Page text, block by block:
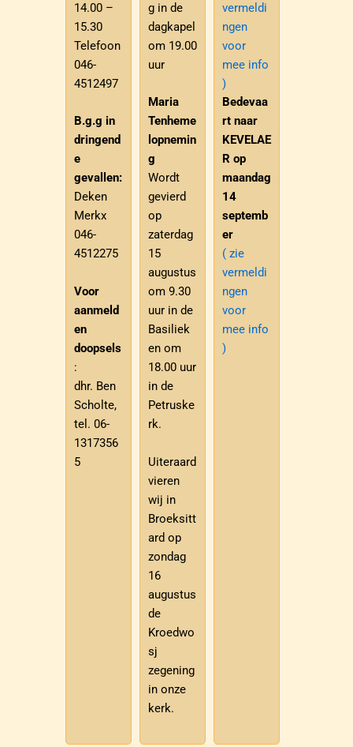
14.00 –
15.30
Telefoon
046-
4512497
B.g.g in
dringend
e
gevallen:
Deken
Merkx
046-
4512275
Voor
aanmeld
en
doopsels
:
dhr. Ben
Scholte,
tel. 06-
1317356
5
g in de
dagkapel
om 19.00
uur
Maria
Tenheme
lopnemin
g
Wordt
gevierd
op
zaterdag
15
augustus
om 9.30
uur in de
Basiliek
en om
18.00 uur
in de
Petruske
rk.
Uiteraard
vieren
wij in
Broeksitt
ard op
zondag
16
augustus
de
Kroedwo
sj
zegening
in onze
kerk.
vermeldi
ngen
voor
mee info
)
Bedevaa
rt naar
KEVELAE
R op
maandag
14
septemb
er
( zie
vermeldi
ngen
voor
mee info
)